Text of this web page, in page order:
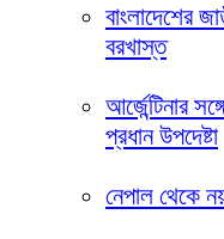
বাংলাদেশের
বরখাস্ত
আর্জেন্টিনার
প্রধান উপদেষ্টা
নেপাল থেকে